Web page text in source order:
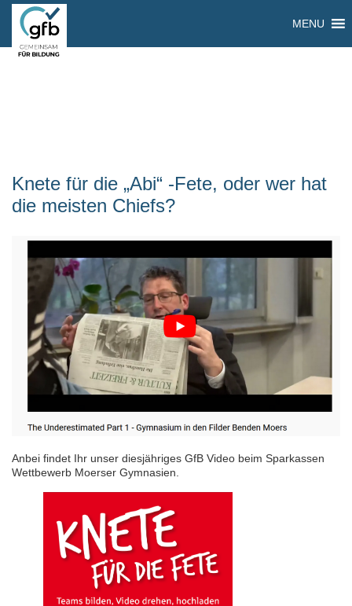
MENU
Knete für die „Abi“ -Fete, oder wer hat
die meisten Chiefs?
Anbei findet Ihr unser diesjähriges GfB Video beim Sparkassen
Wettbewerb Moerser Gymnasien.